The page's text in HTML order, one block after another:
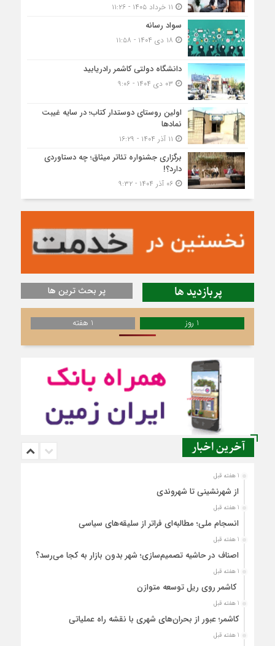
سواد رسانه
دانشگاه دولتی کاشمر‌ رادریابید
اولین روستای دوستدار کتاب؛ در سایه غیبت
نمادها
برگزاری جشنواره تئاتر میثاق؛ چه دستاوردی
دارد؟!
۰۶ آذر ۱۴۰۴ - ۹:۳۲
پربازدید ها پر بحث ترین ها
1 روز 1 هفته
آخرین اخبار
1 هفته قبل
از شهرنشینی تا شهروندی
1 هفته قبل
انسجام ملی؛ مطالبه‌ای فراتر از سلیقه‌های سیاسی
1 هفته قبل
اصناف در حاشیه تصمیم‌سازی؛ شهر بدون بازار به کجا می‌رسد؟
1 هفته قبل
کاشمر روی ریل توسعه متوازن
1 هفته قبل
کاشمر؛ عبور از بحران‌های شهری با نقشه راه عملیاتی
1 هفته قبل